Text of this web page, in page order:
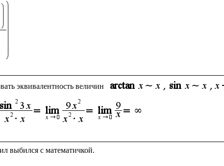
эквивалентность величин